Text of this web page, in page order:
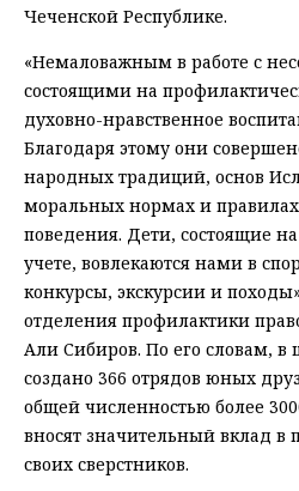
Чеченской Республике.
«Немаловажным в работе с
состоящими на
духовно-нравственное
Благодаря этому они
народных традиций, основ
моральных нормах и правилах
поведения. Дети, состоящие
учете, вовлекаются нами в
конкурсы, экскурсии и
отделения профилактики
Али Сибиров. По его словам, в
создано 366 отрядов юных
общей численностью более
вносят значительный вклад в
своих сверстников.